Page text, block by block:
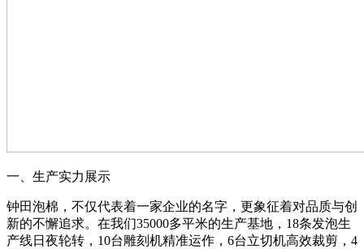
一、生产实力展示
钟田泡棉，不仅代表着一家企业的名字，更象征着对品质与创
新的不懈追求。在我们35000多平米的生产基地，18条发泡生
产线日夜轮转，10台雕刻机精准运作，6台立切机高效裁剪，4